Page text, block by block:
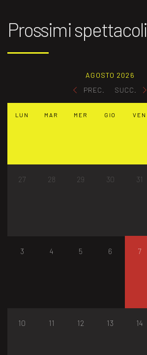
Prossimi spettacoli
PREC.
AGOSTO 2026
SUCC.
LUN MAR MER GIO VEN
27 28 29 30 31
3 4 5 6 7
10 11 12 13 14